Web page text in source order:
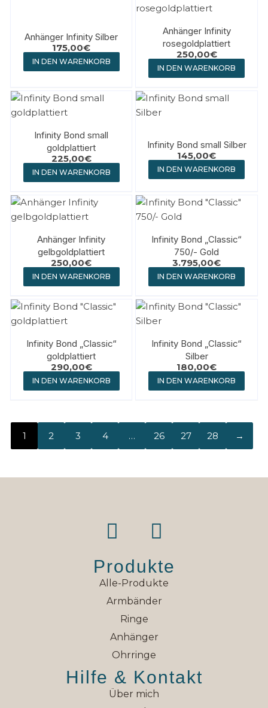
Anhänger Infinity Silber
175,00€
IN DEN WARENKORB
Anhänger Infinity
rosegoldplattiert
250,00€
IN DEN WARENKORB
Infinity Bond small
goldplattiert
225,00€
IN DEN WARENKORB
Infinity Bond small Silber
145,00€
IN DEN WARENKORB
Anhänger Infinity
gelbgoldplattiert
250,00€
IN DEN WARENKORB
Infinity Bond „Classic“
750/- Gold
3.795,00€
IN DEN WARENKORB
Infinity Bond „Classic“
goldplattiert
290,00€
IN DEN WARENKORB
Infinity Bond „Classic“
Silber
180,00€
IN DEN WARENKORB
1 2 3 4 … 26 27 28 →
Produkte
Alle-Produkte
Armbänder
Ringe
Anhänger
Ohrringe
Hilfe & Kontakt
Über mich